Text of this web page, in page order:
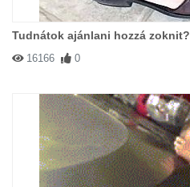
Tudnátok ajánlani hozzá zoknit?
16166 0